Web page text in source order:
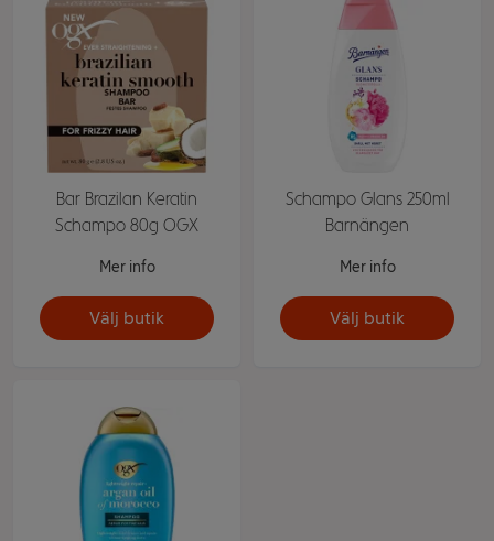
Bar Brazilan Keratin
Schampo 80g OGX
Mer info
Välj butik
Schampo Glans 250ml
Barnängen
Mer info
Välj butik